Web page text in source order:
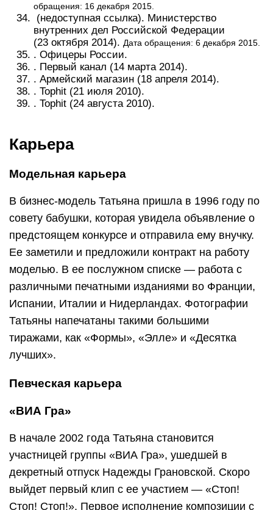
обращения: 16 декабря 2015.
(недоступная ссылка). Министерство
внутренних дел Российской Федерации
(23 октября 2014). Дата обращения: 6 декабря 2015.
. Офицеры России.
. Первый канал (14 марта 2014).
. Армейский магазин (18 апреля 2014).
. Tophit (21 июля 2010).
. Tophit (24 августа 2010).
Карьера
Модельная карьера
В бизнес-модель Татьяна пришла в 1996 году по
совету бабушки, которая увидела объявление о
предстоящем конкурсе и отправила ему внучку.
Ее заметили и предложили контракт на работу
моделью. В ее послужном списке — работа с
различными печатными изданиями во Франции,
Испании, Италии и Нидерландах. Фотографии
Татьяны напечатаны такими большими
тиражами, как «Формы», «Элле» и «Десятка
лучших».
Певческая карьера
«ВИА Гра»
В начале 2002 года Татьяна становится
участницей группы «ВИА Гра», ушедшей в
декретный отпуск Надежды Грановской. Скоро
выйдет первый клип с ее участием — «Стоп!
Стоп! Стоп!». Первое исполнение композиции с